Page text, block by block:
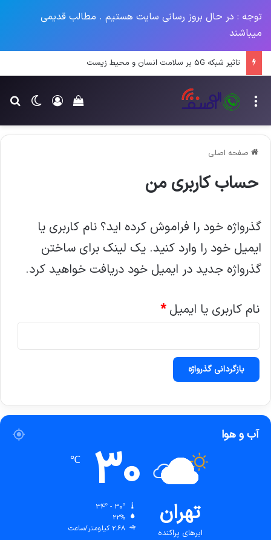
توجه : در حال بروز رسانی سایت هستیم . مطالب قدیمی
میباشند
تاثیر شبکه 5G بر سلامت انسان و محیط زیست
تغییر ورود
سبد خرید خود منو
صفحه اصلی
حساب کاربری من
گذرواژه خود را فراموش کرده اید؟ نام کاربری یا
ایمیل خود را وارد کنید. یک لینک برای ساختن
گذرواژه جدید در ایمیل خود دریافت خواهید کرد.
نام کاربری یا ایمیل*الزامی
بازگردانی گذرواژه
آب و هوا
تهران
ابرهای پراکنده
30
℃
22%
2.68 کیلومتر/ساعت